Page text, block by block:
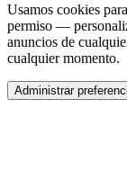
Usamos cookies
permiso —
anuncios de
cualquier momento.
Administrar